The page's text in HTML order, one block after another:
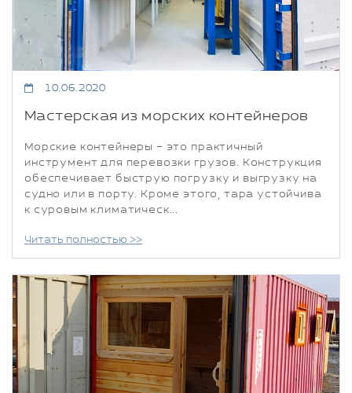
10.06.2020
Мастерская из морских контейнеров
Морские контейнеры – это практичный
инструмент для перевозки грузов. Конструкция
обеспечивает быструю погрузку и выгрузку на
судно или в порту. Кроме этого, тара устойчива
к суровым климатическ...
Читать полностью >>